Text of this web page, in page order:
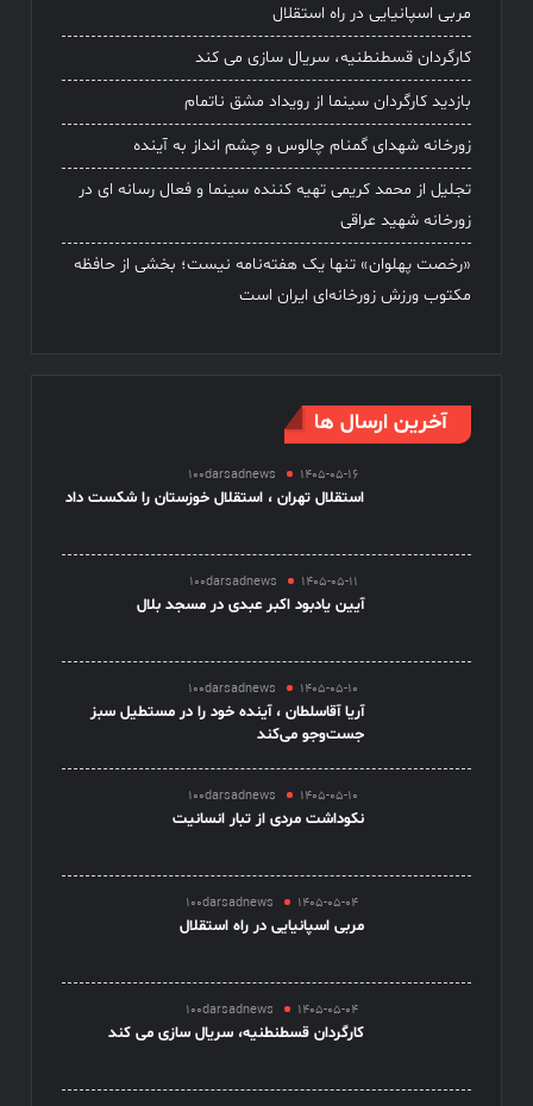
مربی اسپانیایی در راه استقلال
کارگردان قسطنطنیه، سریال سازی می کند
بازدید کارگردان سینما از رویداد مشق ناتمام
زورخانه شهدای گمنام چالوس و چشم انداز به آینده
تجلیل از محمد کریمی تهیه کننده سینما و فعال رسانه ای در
زورخانه شهید عراقی
«رخصت پهلوان» تنها یک هفته‌نامه نیست؛ بخشی از حافظه
مکتوب ورزش زورخانه‌ای ایران است
آخرین ارسال ها
100darsadnews 1405-05-16
استقلال تهران ، استقلال خوزستان را شکست داد
100darsadnews 1405-05-11
آیین یادبود اکبر عبدی در مسجد بلال
100darsadnews 1405-05-10
آریا آقاسلطان ، آینده خود را در مستطیل سبز
جست‌وجو می‌کند
100darsadnews 1405-05-10
نکوداشت مردی از تبار انسانیت
100darsadnews 1405-05-04
مربی اسپانیایی در راه استقلال
100darsadnews 1405-05-04
کارگردان قسطنطنیه، سریال سازی می کند